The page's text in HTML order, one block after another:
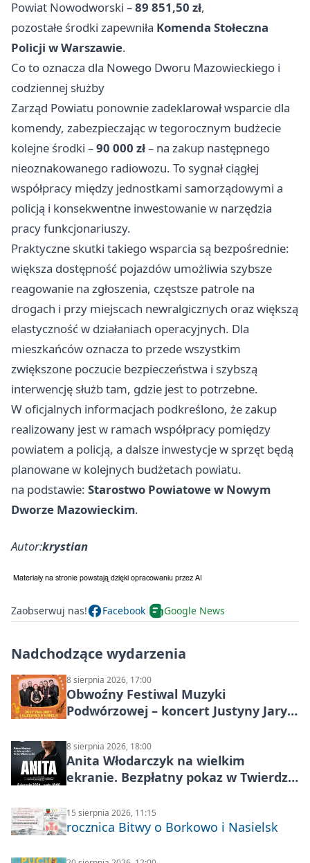
Powiat Nowodworski –89 851,50 zł,
pozostałe środki zapewniła Komenda Stołeczna
Policji w Warszawie.
Co to oznacza dla Nowego Dworu Mazowieckiego i
codziennej służby
Zarząd Powiatu ponownie zadeklarował wsparcie dla
komendy, zabezpieczając w tegorocznym budżecie
kolejne środki –90 000 zł– na zakup następnego
nieoznakowanego radiowozu. To sygnał ciągłej
współpracy między jednostkami samorządowymi a
policją i konsekwentne inwestowanie w narzędzia
pracy funkcjonariuszy.
Praktyczne skutki takiego wsparcia są bezpośrednie:
większa dostępność pojazdów umożliwia szybsze
reagowanie na zgłoszenia, częstsze patrole na
drogach i przy miejscach newralgicznych oraz większą
elastyczność w działaniach operacyjnych. Dla
mieszkańców oznacza to przede wszystkim
zwiększone poczucie bezpieczeństwa i szybszą
interwencję służb tam, gdzie jest to potrzebne.
W oficjalnych informacjach podkreślono, że zakup
realizowany jest w ramach współpracy pomiędzy
powiatem a policją, a dalsze inwestycje w sprzęt będą
planowane w kolejnych budżetach powiatu.
na podstawie: Starostwo Powiatowe w Nowym
Dworze Mazowieckim.
Autor:krystian
Zaobserwuj nas! Facebook Google News
Nadchodzące wydarzenia
8 sierpnia 2026, 17:00
Obwoźny Festiwal Muzyki
Podwórzowej – koncert Justyny Jary i
8 sierpnia 2026, 18:00
Anita Włodarczyk na wielkim
ekranie. Bezpłatny pokaz w Twierdzy
15 sierpnia 2026, 11:15
rocznica Bitwy o Borkowo i Nasielsk